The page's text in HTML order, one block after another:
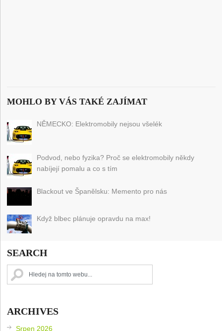
MOHLO BY VÁS TAKÉ ZAJÍMAT
NĚMECKO: Elektromobily nejsou všelék
Podvod, nebo fyzika? Proč se elektromobily někdy
nabíjejí pomalu a co s tím
Blackout ve Španělsku: Memento pro nás
Když blbec plánuje opravdu na max!
SEARCH
ARCHIVES
Srpen 2026